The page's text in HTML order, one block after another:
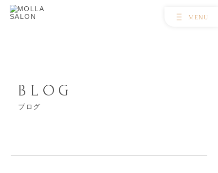
BLOG
ブログ